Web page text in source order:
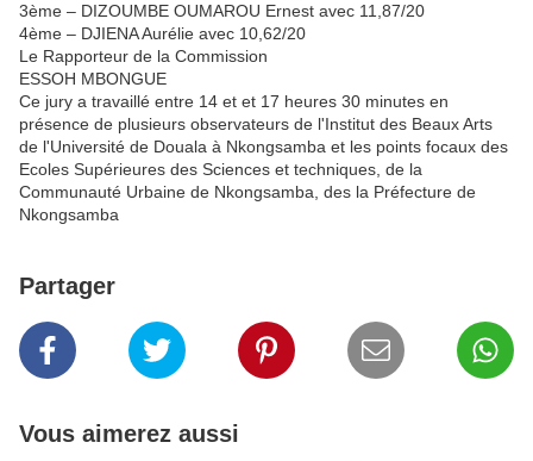
3ème – DIZOUMBE OUMAROU Ernest avec 11,87/20
4ème – DJIENA Aurélie avec 10,62/20
Le Rapporteur de la Commission
ESSOH MBONGUE
Ce jury a travaillé entre 14 et et 17 heures 30 minutes en
présence de plusieurs observateurs de l'Institut des Beaux Arts
de l'Université de Douala à Nkongsamba et les points focaux des
Ecoles Supérieures des Sciences et techniques, de la
Communauté Urbaine de Nkongsamba, des la Préfecture de
Nkongsamba
Partager
Vous aimerez aussi